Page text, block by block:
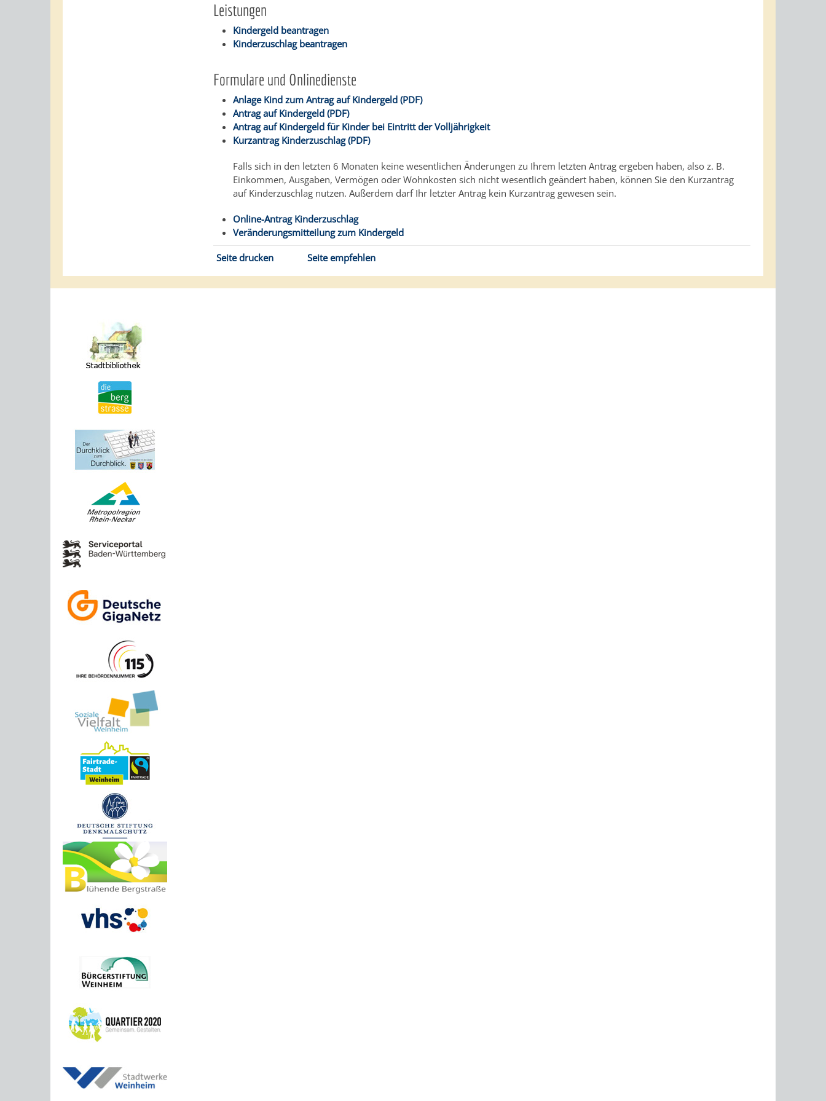
Leistungen
Kindergeld beantragen
Kinderzuschlag beantragen
Formulare und Onlinedienste
Anlage Kind zum Antrag auf Kindergeld (PDF)
Antrag auf Kindergeld (PDF)
Antrag auf Kindergeld für Kinder bei Eintritt der Volljährigkeit
Kurzantrag Kinderzuschlag (PDF)
Falls sich in den letzten 6 Monaten keine wesentlichen Änderungen zu Ihrem letzten Antrag ergeben haben, also z. B.
Einkommen, Ausgaben, Vermögen oder Wohnkosten sich nicht wesentlich geändert haben, können Sie den Kurzantrag
auf Kinderzuschlag nutzen. Außerdem darf Ihr letzter Antrag kein Kurzantrag gewesen sein.
Online-Antrag Kinderzuschlag
Veränderungsmitteilung zum Kindergeld
Seite drucken Seite empfehlen